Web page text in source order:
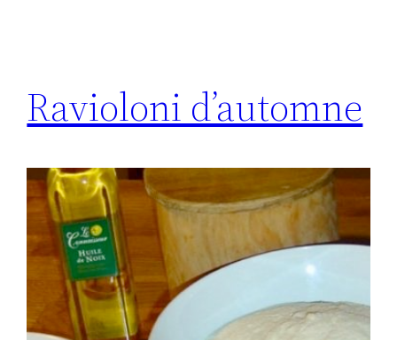
Ravioloni d’automne